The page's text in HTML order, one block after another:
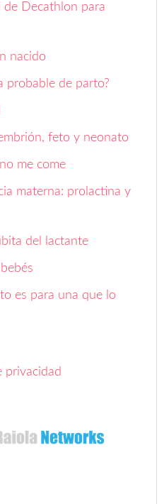
de Decathlon para
nacido
probable de parto?
feto y neonato
me come
materna: prolactina y
del lactante
es para una que lo
privacidad